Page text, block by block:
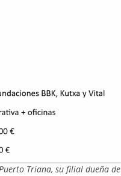
Triana, su filial dueña de